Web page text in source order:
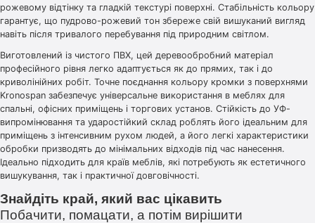
рожевому відтінку та гладкій текстурі поверхні. Стабільність кольору
гарантує, що пудрово-рожевий тон збереже свій вишуканий вигляд
навіть після тривалого перебування під природним світлом.
Виготовлений із чистого ПВХ, цей деревообробний матеріал
професійного рівня легко адаптується як до прямих, так і до
криволінійних робіт. Точне поєднання кольору кромки з поверхнями
Kronospan забезпечує універсальне використання в меблях для
спальні, офісних приміщень і торгових установ. Стійкість до УФ-
випромінювання та ударостійкий склад роблять його ідеальним для
приміщень з інтенсивним рухом людей, а його легкі характеристики
обробки призводять до мінімальних відходів під час нанесення.
Ідеально підходить для країв меблів, які потребують як естетичного
вишукування, так і практичної довговічності.
Знайдіть край, який вас цікавить
Побачити, помацати, а потім вирішити